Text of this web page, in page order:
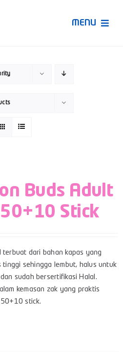
MENU
Buds Adult
Stick
terbuat dari bahan kapas yang
tinggi sehingga lembut, halus untuk
sudah bersertifikasi Halal.
kemasan zak yang praktis
stick.